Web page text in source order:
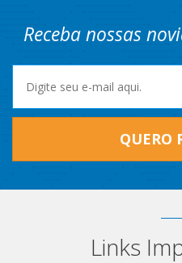
Receba nossas
QUERO
Links